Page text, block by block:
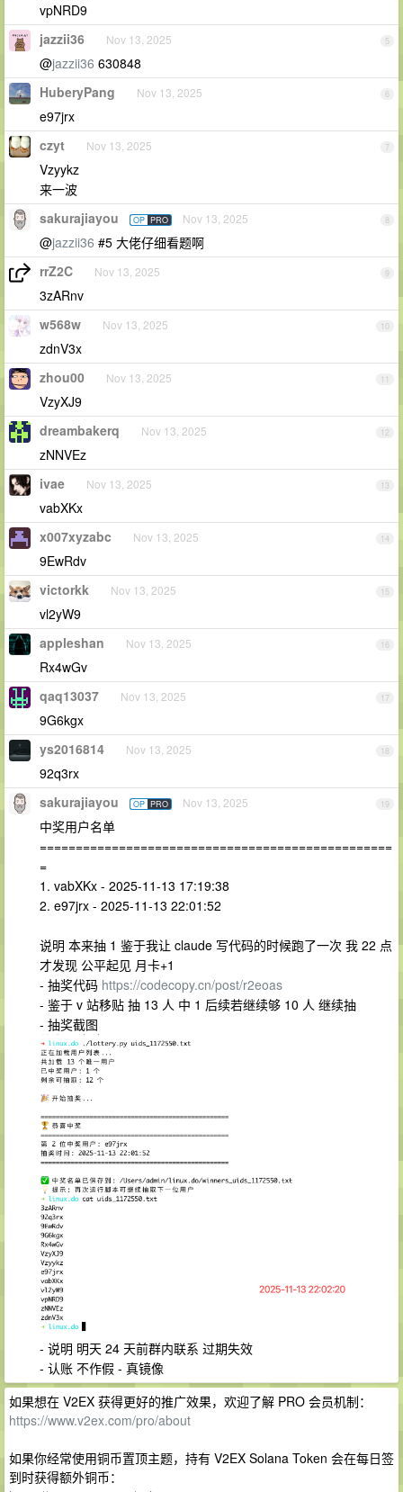
vpNRD9
5
jazzii36 Nov 13, 2025
@jazzii36 630848
6
HuberyPang Nov 13, 2025
e97jrx
7
czyt Nov 13, 2025
Vzyykz
来一波
8
sakurajiayou OP PRO Nov 13, 2025
@jazzii36 #5 大佬仔细看题啊
9
rrZ2C Nov 13, 2025
3zARnv
10
w568w Nov 13, 2025
zdnV3x
11
zhou00 Nov 13, 2025
VzyXJ9
12
dreambakerq Nov 13, 2025
zNNVEz
13
ivae Nov 13, 2025
vabXKx
14
x007xyzabc Nov 13, 2025
9EwRdv
15
victorkk Nov 13, 2025
vl2yW9
16
appleshan Nov 13, 2025
Rx4wGv
17
qaq13037 Nov 13, 2025
9G6kgx
18
ys2016814 Nov 13, 2025
92q3rx
19
sakurajiayou OP PRO Nov 13, 2025
中奖用户名单
=================================================
=
1. vabXKx - 2025-11-13 17:19:38
2. e97jrx - 2025-11-13 22:01:52
说明 本来抽 1 鉴于我让 claude 写代码的时候跑了一次 我 22 点
才发现 公平起见 月卡+1
- 抽奖代码 https://codecopy.cn/post/r2eoas
- 鉴于 v 站移贴 抽 13 人 中 1 后续若继续够 10 人 继续抽
- 抽奖截图
- 说明 明天 24 天前群内联系 过期失效
- 认账 不作假 - 真镜像
如果想在 V2EX 获得更好的推广效果，欢迎了解 PRO 会员机制：
https://www.v2ex.com/pro/about
如果你经常使用铜币置顶主题，持有 V2EX Solana Token 会在每日签
到时获得额外铜币：